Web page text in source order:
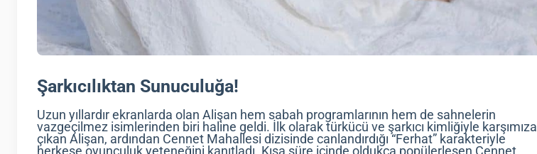
Şarkıcılıktan Sunuculuğa!
Uzun yıllardır ekranlarda olan Alişan hem sabah programlarının hem de sahnelerin
vazgeçilmez isimlerinden biri haline geldi. İlk olarak türkücü ve şarkıcı kimliğiyle karşımıza
çıkan Alişan, ardından Cennet Mahallesi dizisinde canlandırdığı “Ferhat” karakteriyle